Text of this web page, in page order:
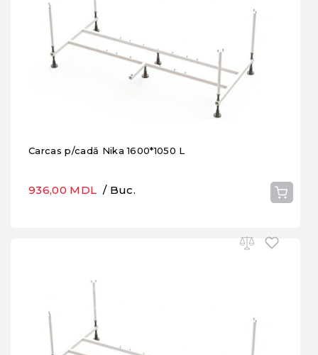
Carcas p/cadă Nika 1600*1050 L
936,00 MDL / Buc.